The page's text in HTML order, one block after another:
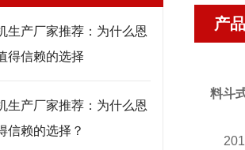
生产厂家推荐：为什么恩
得信赖的选择
生产厂家推荐：为什么恩
信赖的选择？
产
料斗